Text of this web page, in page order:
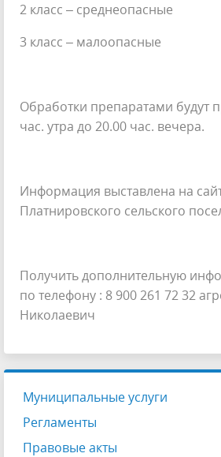
2 класс – среднеопасные
3 класс – малоопасные
Обработки препаратами будут
час. утра до 20.00 час. вечера.
Информация выставлена на
Платнировского сельского
Получить дополнительную
по телефону : 8 900 261 72 32
Николаевич
Муниципальные услуги
Регламенты
Правовые акты